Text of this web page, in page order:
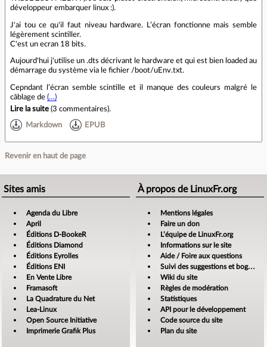
développeur embarquer linux :).
J'ai tou ce qu'il faut niveau hardware. L’écran fonctionne mais semble
légèrement scintiller.
C'est un ecran 18 bits.
Aujourd'hui j'utilise un .dts décrivant le hardware et qui est bien loaded au
démarrage du système via le fichier /boot/uEnv.txt.
Cepndant l’écran semble scintille et il manque des couleurs malgré le
câblage de (…)
Lire la suite (3 commentaires).
Markdown EPUB
Revenir en haut de page
Sites amis
Agenda du Libre
April
Éditions D-BookeR
Éditions Diamond
Éditions Eyrolles
Éditions ENI
En Vente Libre
Framasoft
La Quadrature du Net
Lea-Linux
Open Source Initiative
Imprimerie Grafik Plus
À propos de LinuxFr.org
Mentions légales
Faire un don
L’équipe de LinuxFr.org
Informations sur le site
Aide / Foire aux questions
Suivi des suggestions et bogues
Wiki du site
Règles de modération
Statistiques
API pour le développement
Code source du site
Plan du site